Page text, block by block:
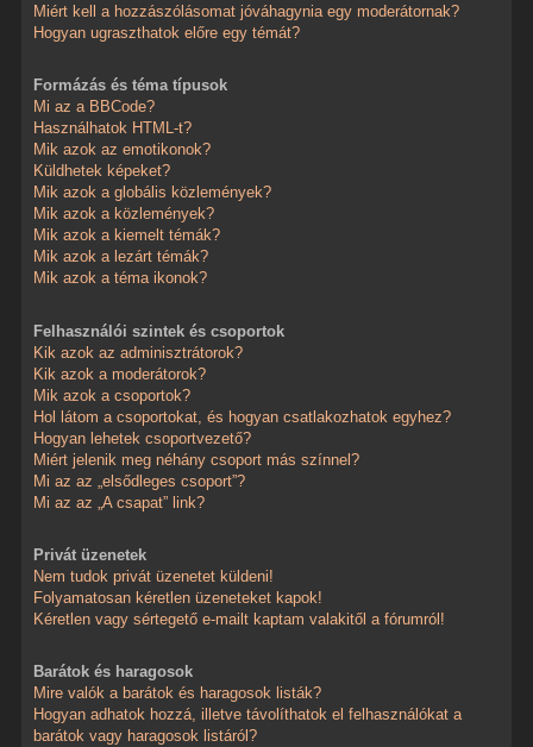
Miért kell a hozzászólásomat jóváhagynia egy moderátornak?
Hogyan ugraszthatok előre egy témát?
Formázás és téma típusok
Mi az a BBCode?
Használhatok HTML-t?
Mik azok az emotikonok?
Küldhetek képeket?
Mik azok a globális közlemények?
Mik azok a közlemények?
Mik azok a kiemelt témák?
Mik azok a lezárt témák?
Mik azok a téma ikonok?
Felhasználói szintek és csoportok
Kik azok az adminisztrátorok?
Kik azok a moderátorok?
Mik azok a csoportok?
Hol látom a csoportokat, és hogyan csatlakozhatok egyhez?
Hogyan lehetek csoportvezető?
Miért jelenik meg néhány csoport más színnel?
Mi az az „elsődleges csoport”?
Mi az az „A csapat” link?
Privát üzenetek
Nem tudok privát üzenetet küldeni!
Folyamatosan kéretlen üzeneteket kapok!
Kéretlen vagy sértegető e-mailt kaptam valakitől a fórumról!
Barátok és haragosok
Mire valók a barátok és haragosok listák?
Hogyan adhatok hozzá, illetve távolíthatok el felhasználókat a
barátok vagy haragosok listáról?